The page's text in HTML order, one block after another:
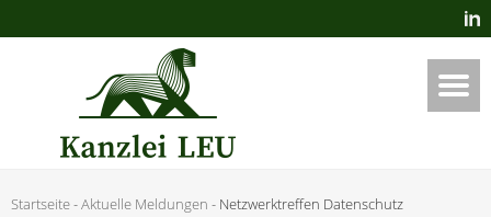
Startseite-Aktuelle Meldungen - Netz­werktref­fen Datenschutz